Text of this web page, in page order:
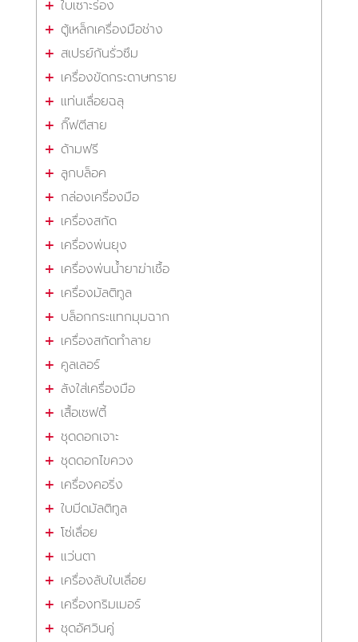
ใบเซาะร่อง
ตู้เหล็กเครื่องมือช่าง
สเปรย์กันรั่วซึม
เครื่องขัดกระดาษทราย
แท่นเลื่อยฉลุ
กิ๊ฟตีสาย
ด้ามฟรี
ลูกบล็อค
กล่องเครื่องมือ
เครื่องสกัด
เครื่องพ่นยุง
เครื่องพ่นน้ำยาฆ่าเชื้อ
เครื่องมัลติทูล
บล็อกกระแทกมุมฉาก
เครื่องสกัดทำลาย
คูลเลอร์
ลังใส่เครื่องมือ
เสื้อเซฟตี้
ชุดดอกเจาะ
ชุดดอกไขควง
เครื่องคอริ่ง
ใบมีดมัลติทูล
โซ่เลื่อย
แว่นตา
เครื่องลับใบเลื่อย
เครื่องทริมเมอร์
ชุดอัศวินคู่